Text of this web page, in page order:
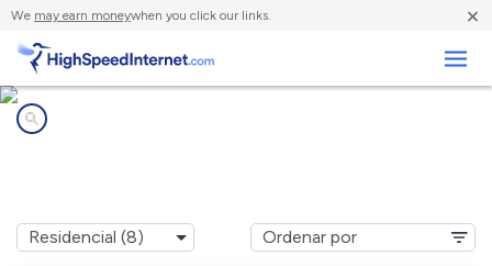
We may earn moneywhen you click our links. ×